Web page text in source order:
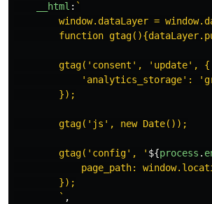
__html : `
window.dataLayer =
function
        gtag('consent', 'update', {
'analytics_storage':
        });
        gtag('js', new Date());
        gtag('config', '
${process .
page_path:
        });
        `
,